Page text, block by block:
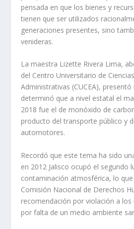
pensada en que los bienes y
tienen que ser uti­lizados
generaciones presentes, sino
venideras.
La maestra Lizette Rivera Lima,
del Centro Universitario de
Adminis­trativas (CUCEA),
determi­nó que a nivel estatal el
2018 fue el de monóxido de
producto del trans­porte público y
automotores.
Recordó que este tema ha sido
en 2012 Jalisco ocupó el segun­do
conta­minación atmosférica, lo
Comisión Na­cional de Derechos
recomendación por violación a los
por falta de un me­dio ambiente